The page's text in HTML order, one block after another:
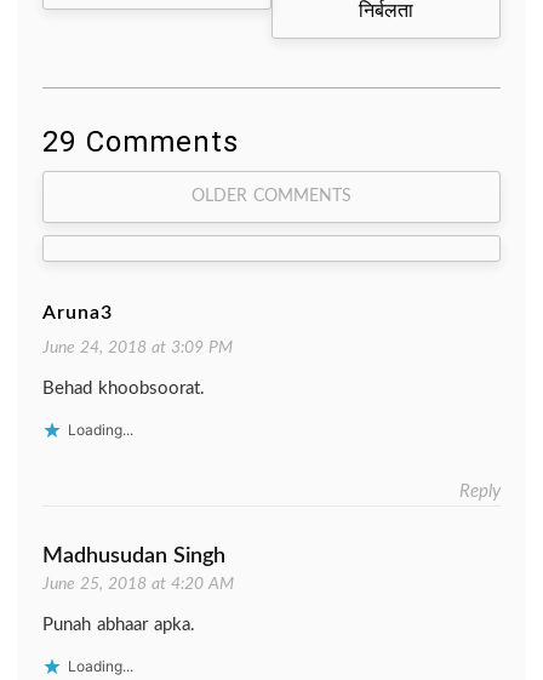
निर्बलता
29 Comments
Comment
navigation
OLDER COMMENTS
Aruna3
June 24, 2018 at 3:09 PM
Behad khoobsoorat.
Loading...
Reply
Madhusudan Singh
June 25, 2018 at 4:20 AM
Punah abhaar apka.
Loading...